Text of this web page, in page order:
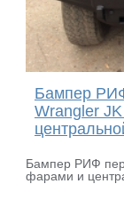
Бампер
Wrangler
Бампер РИФ
фарами и